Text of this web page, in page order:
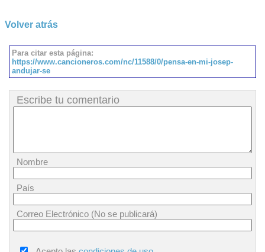
Volver atrás
Para citar esta página:
https://www.cancioneros.com/nc/11588/0/pensa-en-mi-josep-
andujar-se
Escribe tu comentario
Nombre
País
Correo Electrónico (No se publicará)